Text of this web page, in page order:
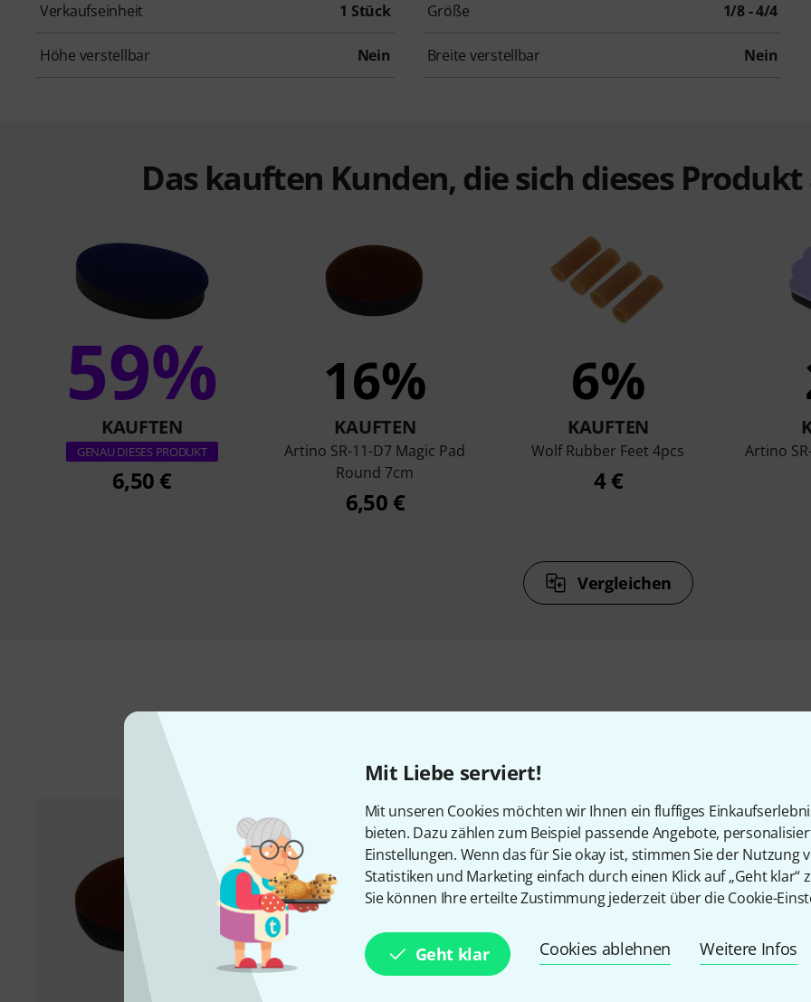
Mit Liebe serviert!
Mit unseren Cookies möchten wir Ihnen ein fluffiges
bieten. Dazu zählen zum Beispiel passende Angebote,
Einstellungen. Wenn das für Sie okay ist, stimmen Sie der Nutzung
Statistiken und Marketing einfach durch einen Klick auf „Geht klar“
Sie können Ihre erteilte Zustimmung jederzeit über die Cookie-
Geht klar Cookies ablehnen Weitere Infos
Verkaufseinheit 1 Stück Größe 1/8 - 4/4
Höhe verstellbar Nein Breite verstellbar Nein
Das kauften Kunden, die sich dieses
59%
KAUFTEN
GENAU DIESES PRODUKT
6,50 €
16%
KAUFTEN
Artino SR-11-D7 Magic Pad
Round 7cm
6,50 €
6%
KAUFTEN
Wolf Rubber Feet 4pcs
4 €
Artino
Vergleichen